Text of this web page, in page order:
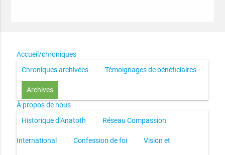
Accueil/chroniques
Chroniques archivées
Témoignages de bénéficiaires
Archives
À propos de nous
Historique d’Anatoth
Réseau Compassion
International Confession de foi Vision et